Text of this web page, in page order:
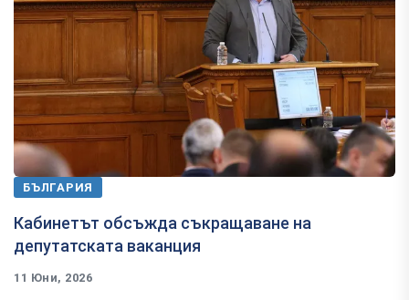
БЪЛГАРИЯ
Кабинетът обсъжда съкращаване на
депутатската ваканция
11 Юни, 2026